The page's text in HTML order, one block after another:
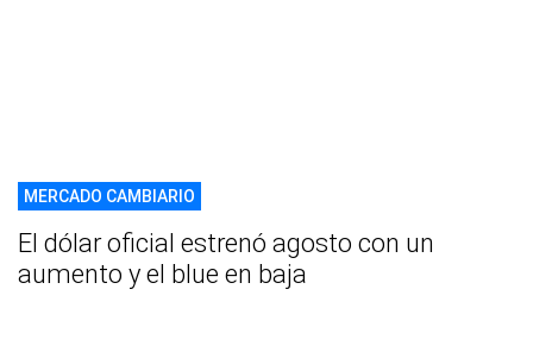
MERCADO CAMBIARIO
El dólar oficial estrenó agosto con un
aumento y el blue en baja